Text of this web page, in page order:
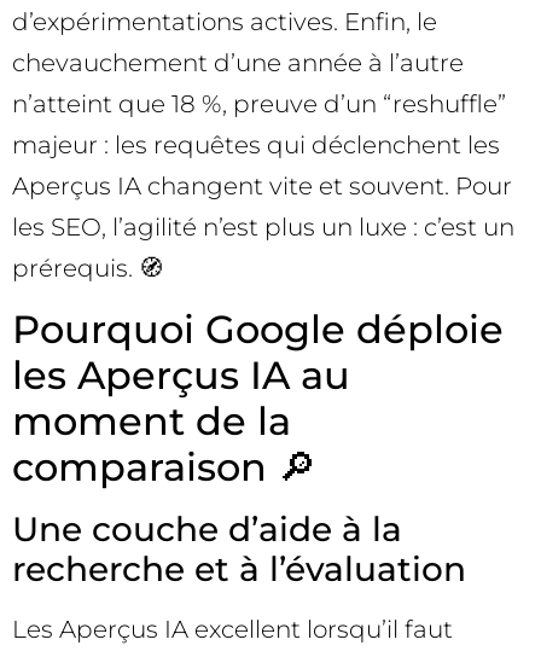
d’expérimentations actives. Enfin, le
chevauchement d’une année à l’autre
n’atteint que 18 %, preuve d’un “reshuffle”
majeur : les requêtes qui déclenchent les
Aperçus IA changent vite et souvent. Pour
les SEO, l’agilité n’est plus un luxe : c’est un
prérequis. 🧭
Pourquoi Google déploie
les Aperçus IA au
moment de la
comparaison 🔎
Une couche d’aide à la
recherche et à l’évaluation
Les Aperçus IA excellent lorsqu’il faut